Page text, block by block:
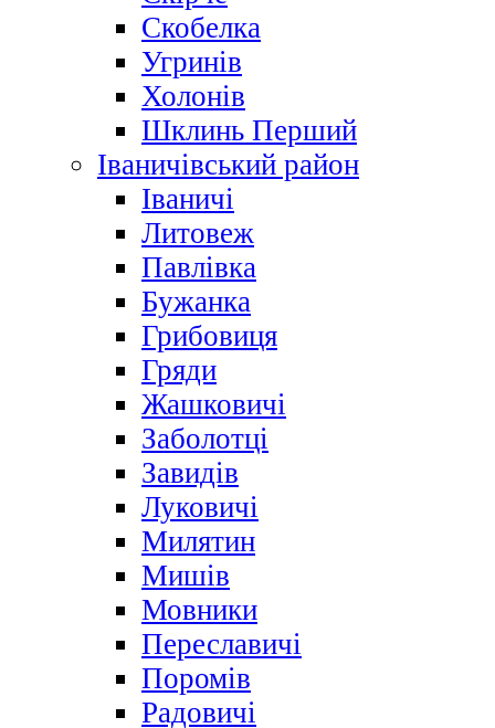
Скобелка
Угринів
Холонів
Шклинь Перший
Іваничівський район
Іваничі
Литовеж
Павлівка
Бужанка
Грибовиця
Гряди
Жашковичі
Заболотці
Завидів
Луковичі
Милятин
Мишів
Мовники
Переславичі
Поромів
Радовичі